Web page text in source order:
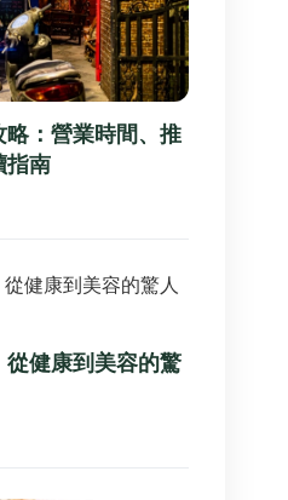
：營業時間、推
指南
健康到美容的驚